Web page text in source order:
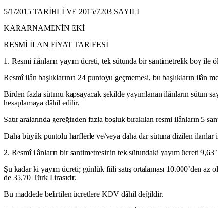
5/1/2015 TARİHLİ VE 2015/7203 SAYILI
KARARNAMENİN EKİ
RESMİ İLAN FİYAT TARİFESİ
1. Resmi ilânların yayım ücreti, tek sütunda bir santimetrelik boy ile
Resmî ilân başlıklarının 24 puntoyu geçmemesi, bu başlıkların ilân
Birden fazla sütunu kapsayacak şekilde yayımlanan ilânların sütun
hesaplamaya dâhil edilir.
Satır aralarında gereğinden fazla boşluk bırakılan resmi ilânların 5
Daha büyük puntolu harflerle ve/veya daha dar sütuna dizilen ilanlar
2. Resmî ilânların bir santimetresinin tek sütundaki yayım ücreti 9,63
Şu kadar ki yayım ücreti; günlük fiili satış ortalaması 10.000’den
de 35,70 Türk Lirasıdır.
Bu maddede belirtilen ücretlere KDV dâhil değildir.